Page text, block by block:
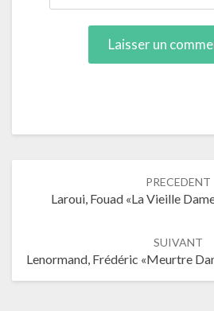
PRECEDENT
Laroui, Fouad «La Vieille
SUIVANT
Lenormand, Frédéric «Meurtre